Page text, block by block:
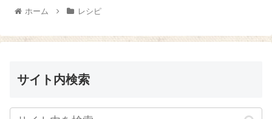
しで甘いおいしいおやつが作れ
るんですよー＼(^o^)／ 今日作っ
ホーム レシピ
サイト内検索